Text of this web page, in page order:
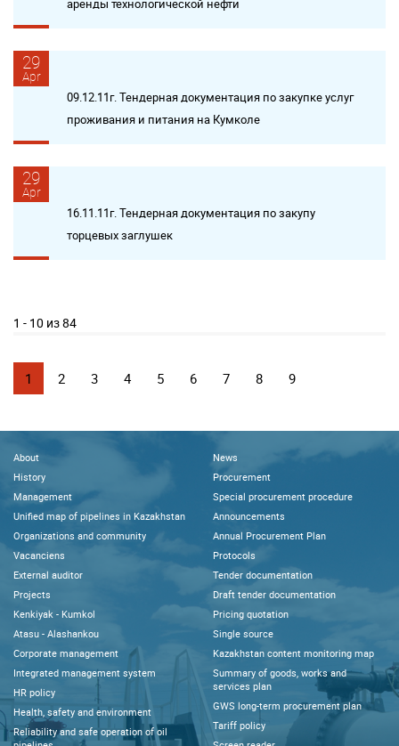
аренды технологической нефти
29
Apr
09.12.11г. Тендерная документация по закупке услуг
проживания и питания на Кумколе
29
Apr
16.11.11г. Тендерная документация по закупу
торцевых заглушек
1 - 10 из 84
1 2 3 4 5 6 7 8 9
About
History
Management
Unified map of pipelines in Kazakhstan
Organizations and community
Vacanciens
External auditor
Projects
Kenkiyak - Kumkol
Atasu - Alashankou
Corporate management
Integrated management system
HR policy
Health, safety and environment
Reliability and safe operation of oil
News
Procurement
Special procurement procedure
Announcements
Annual Procurement Plan
Protocols
Tender documentation
Draft tender documentation
Pricing quotation
Single source
Kazakhstan content monitoring map
Summary of goods, works and
services plan
GWS long-term procurement plan
Tariff policy